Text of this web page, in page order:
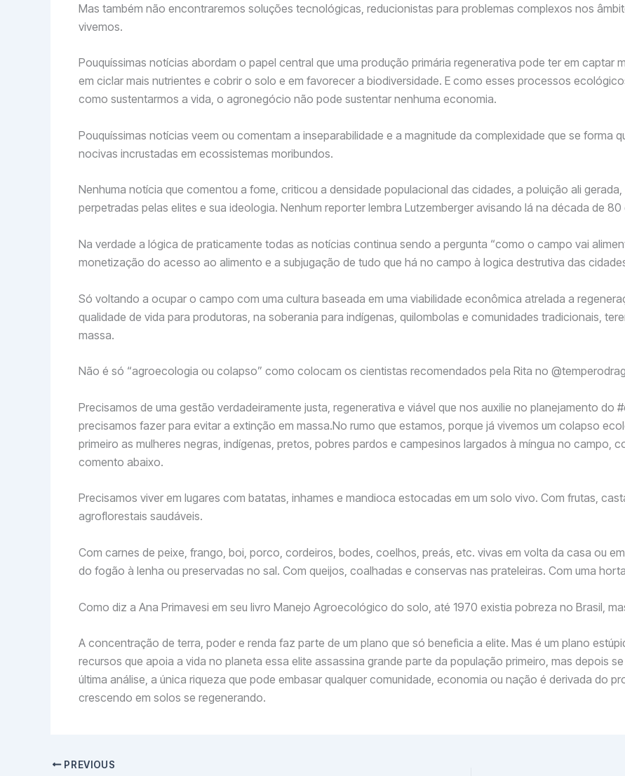
Mas também não encontraremos soluções tecnológicas, reducionistas para problemas complexos nos
vivemos.
Pouquíssimas notícias abordam o papel central que uma produção primária regenerativa pode ter em captar
em ciclar mais nutrientes e cobrir o solo e em favorecer a biodiversidade. E como esses processos
como sustentarmos a vida, o agronegócio não pode sustentar nenhuma economia.
Pouquíssimas notícias veem ou comentam a inseparabilidade e a magnitude da complexidade que se forma
nocivas incrustadas em ecossistemas moribundos.
Nenhuma notícia que comentou a fome, criticou a densidade populacional das cidades, a poluição ali gerada,
perpetradas pelas elites e sua ideologia. Nenhum reporter lembra Lutzemberger avisando lá na década de
Na verdade a lógica de praticamente todas as notícias continua sendo a pergunta “como o campo vai
monetização do acesso ao alimento e a subjugação de tudo que há no campo à logica destrutiva das
Só voltando a ocupar o campo com uma cultura baseada em uma viabilidade econômica atrelada a
qualidade de vida para produtoras, na soberania para indígenas, quilombolas e comunidades tradicionais,
massa.
Não é só “agroecologia ou colapso” como colocam os cientistas recomendados pela Rita no
Precisamos de uma gestão verdadeiramente justa, regenerativa e viável que nos auxilie no planejamento do
precisamos fazer para evitar a extinção em massa.No rumo que estamos, porque já vivemos um colapso
primeiro as mulheres negras, indígenas, pretos, pobres pardos e campesinos largados à míngua no campo,
comento abaixo.
Precisamos viver em lugares com batatas, inhames e mandioca estocadas em um solo vivo. Com frutas,
agroflorestais saudáveis.
Com carnes de peixe, frango, boi, porco, cordeiros, bodes, coelhos, preás, etc. vivas em volta da casa ou
do fogão à lenha ou preservadas no sal. Com queijos, coalhadas e conservas nas prateleiras. Com uma
Como diz a Ana Primavesi em seu livro Manejo Agroecológico do solo, até 1970 existia pobreza no Brasil,
A concentração de terra, poder e renda faz parte de um plano que só beneficia a elite. Mas é um plano
recursos que apoia a vida no planeta essa elite assassina grande parte da população primeiro, mas depois
última análise, a única riqueza que pode embasar qualquer comunidade, economia ou nação é derivada do
crescendo em solos se regenerando.
PREVIOUS